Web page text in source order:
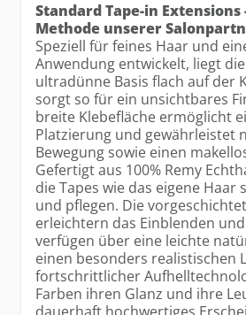
Standard Tape-in
Methode unserer
Speziell für feines Haar und
Anwendung entwickelt, liegt
ultradünne Basis flach auf der
sorgt so für ein unsichtbares
breite Klebefläche ermöglicht
Platzierung und gewährleistet
Bewegung sowie einen
Gefertigt aus 100% Remy
die Tapes wie das eigene Haar
und pflegen. Die
erleichtern das Einblenden
verfügen über eine leichte
einen besonders realistischen
fortschrittlicher
Farben ihren Glanz und ihre